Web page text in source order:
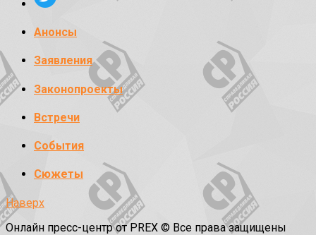
Анонсы
Заявления
Законопроекты
Встречи
События
Сюжеты
Наверх
Онлайн пресс-центр от PREX © Все права защищены